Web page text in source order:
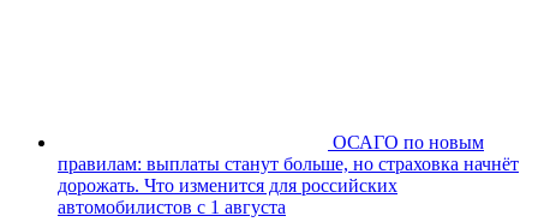
ОСАГО по новым
правилам: выплаты станут больше, но страховка начнёт
дорожать. Что изменится для российских
автомобилистов с 1 августа